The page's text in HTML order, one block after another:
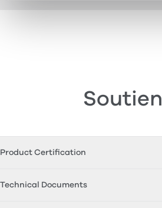
Soutien
Product Certification
Technical Documents